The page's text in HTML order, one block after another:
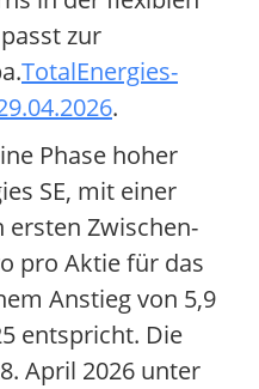
zur
TotalEnergies-
.
Phase hoher
SE, mit einer
ersten Zwischen-
pro Aktie für das
Anstieg von 5,9
entspricht. Die
April 2026 unter